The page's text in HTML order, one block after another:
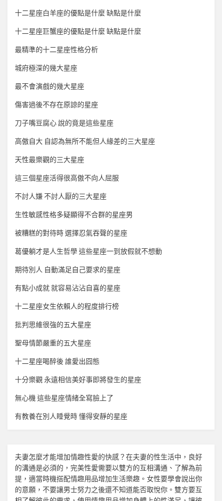
十二星座白羊座的優點是什麼 缺點是什麼
十二星座巨蟹座的優點是什麼 缺點是什麼
最精準的十二星座性格分析
城府極深的幾大星座
最不會演戲的幾大星座
傷害過後不存在原諒的星座
刀子嘴豆腐心 說的竟是這些星座
高傲自大 自認為無所不能但人緣差的三大星座
天性最樂觀的三大星座
這三個星座活得很高傲不向人屈服
不討人嫌 不討人厭的三大星座
生性敏感性格多疑顯得不合群的星座男
被糟糕的對待時 選擇忍氣吞聲的星座
葛優躺才是人生哲學 這些星座一到放假就不想動
期待別人 自動滿足自己要求的星座
有點小成就 就容易沾沾自喜的星座
十二星座女生依賴人的程度排行榜
批判思維很強的五大星座
聖母情節嚴重的五大星座
十二星座喝醉後 誰愛出囧態
十分樂觀 永遠相信美好事即將發生的星座
無心機 這些星座情緒全寫臉上了
有教養在別人睡覺時 懂得安靜的星座
夫妻怎麼才能增加情趣性愛的快感？在夫妻的性生活中，良好
的溝通是必須的，完美性愛需要以雙方的互相溝通、了解為前
提，適當時機搭配情趣用品增加生活樂趣。女性要學會說出你
的意願，不要讓男士努力之後還不知道能否取悅你。雙方要互